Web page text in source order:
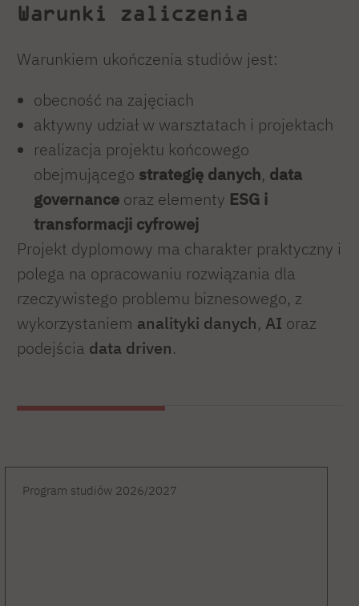
Warunki zaliczenia
Warunkiem ukończenia studiów jest:
obecność na zajęciach
aktywny udział w warsztatach i projektach
realizacja projektu końcowego
obejmującego strategię danych, data
governance oraz elementy ESG i
transformacji cyfrowej
Projekt dyplomowy ma charakter praktyczny i
polega na opracowaniu rozwiązania dla
rzeczywistego problemu biznesowego, z
wykorzystaniem analityki danych, AI oraz
podejścia data driven.
Program studiów 2026/2027